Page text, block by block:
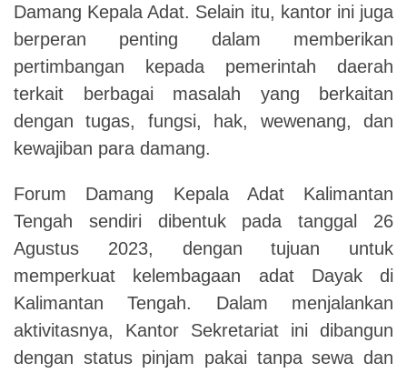
Damang Kepala Adat. Selain itu, kantor ini juga
berperan penting dalam memberikan
pertimbangan kepada pemerintah daerah
terkait berbagai masalah yang berkaitan
dengan tugas, fungsi, hak, wewenang, dan
kewajiban para damang.
Forum Damang Kepala Adat Kalimantan
Tengah sendiri dibentuk pada tanggal 26
Agustus 2023, dengan tujuan untuk
memperkuat kelembagaan adat Dayak di
Kalimantan Tengah. Dalam menjalankan
aktivitasnya, Kantor Sekretariat ini dibangun
dengan status pinjam pakai tanpa sewa dan